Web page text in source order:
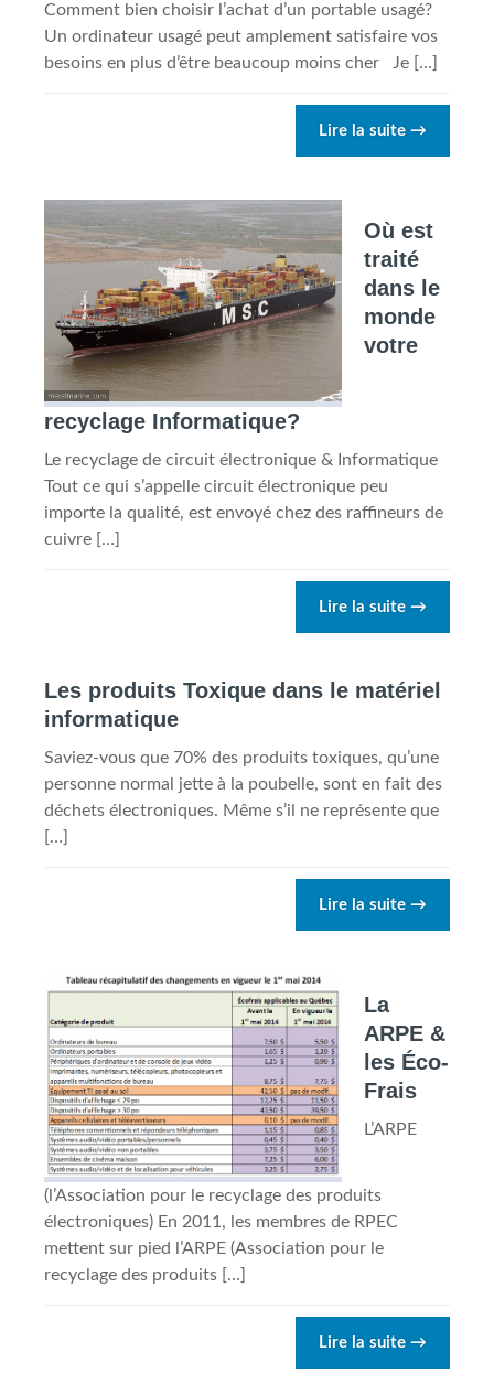
Comment bien choisir l’achat d’un portable usagé?
Un ordinateur usagé peut amplement satisfaire vos
besoins en plus d’être beaucoup moins cher Je […]
Lire la suite →
Où est
traité
dans le
monde
votre
recyclage Informatique?
Le recyclage de circuit électronique & Informatique
Tout ce qui s’appelle circuit électronique peu
importe la qualité, est envoyé chez des raffineurs de
cuivre […]
Lire la suite →
Les produits Toxique dans le matériel
informatique
Saviez-vous que 70% des produits toxiques, qu’une
personne normal jette à la poubelle, sont en fait des
déchets électroniques. Même s’il ne représente que
[…]
Lire la suite →
La
ARPE &
les Éco-
Frais
L’ARPE
(l’Association pour le recyclage des produits
électroniques) En 2011, les membres de RPEC
mettent sur pied l’ARPE (Association pour le
recyclage des produits […]
Lire la suite →